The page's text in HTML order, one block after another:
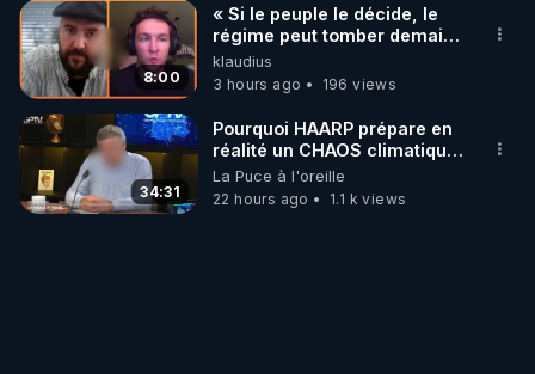
https://www.facebook.com/thierry.rgnr/
▶ Instagram  :
https://www.instagram.com/Thierrycasasnovas_rgn
r
8:00
« Si le peuple le décide, le
régime peut tomber demain !
»
klaudius
3 hours ago
196 views
34:31
Pourquoi HAARP prépare en
réalité un CHAOS climatique,
on répond
La Puce à l'oreille
22 hours ago
1.1 k views